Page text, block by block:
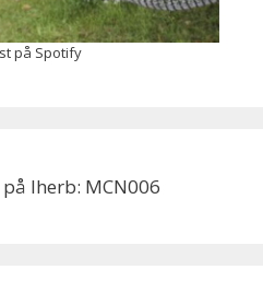
på Spotify
Iherb: MCN006